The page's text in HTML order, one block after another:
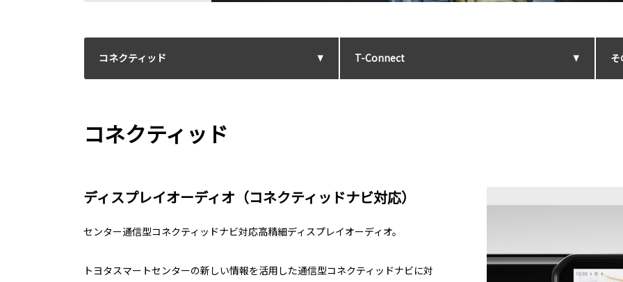
コネクティッド T-Connect そ
コネクティッド
ディスプレイオーディオ（コネクティッドナビ対応）
センター通信型コネクティッドナビ対応高精細ディスプレイオーディオ。
トヨタスマートセンターの新しい情報を活用した通信型コネクティッドナビに対